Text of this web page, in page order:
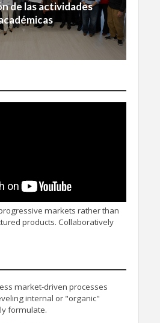
de las actividades
markets rather than
products. Collaboratively
market-driven processes
internal or "organic"
formulate.